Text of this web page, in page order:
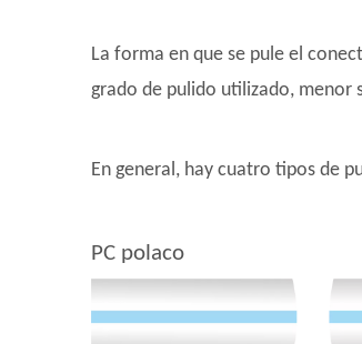
La forma en que se pule el
grado de pulido utilizado, menor
En general, hay cuatro tipos de
PC polaco